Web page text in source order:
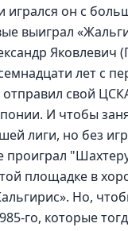
игрался он с
выиграл
Яковлевич
лет с
свой
И чтобы
лиги, но без
проиграл
площадке в
Но,
го, которые